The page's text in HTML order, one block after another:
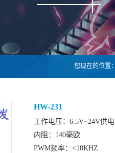
您现在的位置：
HW-231
工作电压：6.5V~24V供电
内阻：140毫欧
PWM频率：<10KHZ